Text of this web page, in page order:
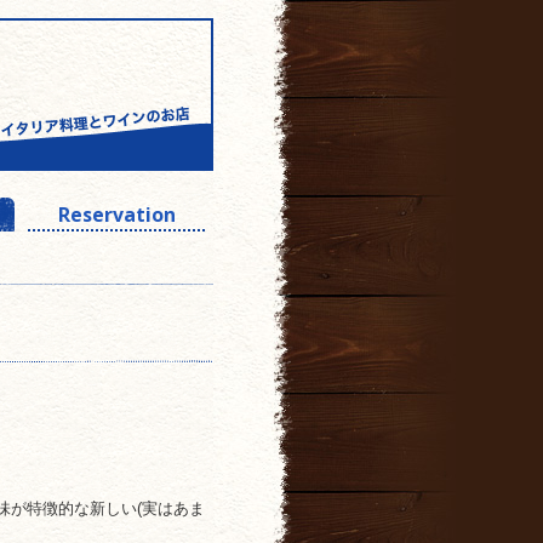
Reservation
が特徴的な新しい(実はあま